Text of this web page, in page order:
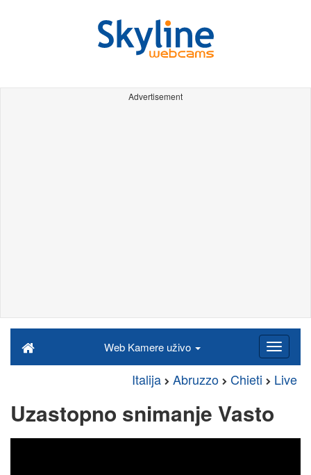
Advertisement
Web Kamere uživo
Italija Abruzzo Chieti Live
Uzastopno snimanje Vasto